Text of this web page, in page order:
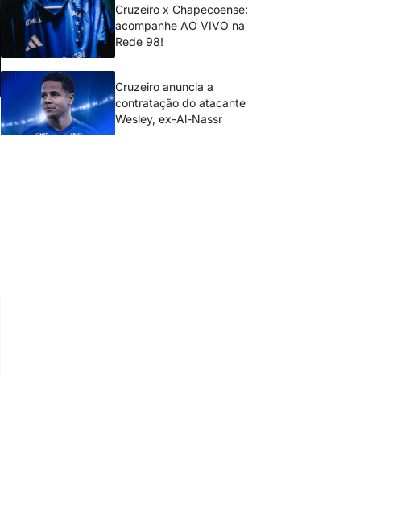
Cruzeiro x Chapecoense:
acompanhe AO VIVO na
Rede 98!
Cruzeiro anuncia a
contratação do atacante
Wesley, ex-Al-Nassr